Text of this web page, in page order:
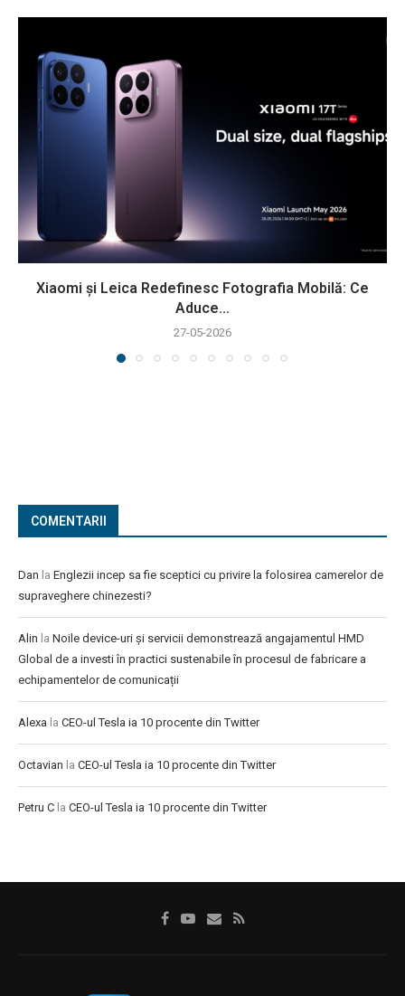
Xiaomi și Leica Redefinesc Fotografia Mobilă: Ce
Aduce...
27-05-2026
COMENTARII
Dan la Englezii incep sa fie sceptici cu privire la folosirea camerelor de
supraveghere chinezesti?
Alin la Noile device-uri și servicii demonstrează angajamentul HMD
Global de a investi în practici sustenabile în procesul de fabricare a
echipamentelor de comunicații
Alexa la CEO-ul Tesla ia 10 procente din Twitter
Octavian la CEO-ul Tesla ia 10 procente din Twitter
Petru C la CEO-ul Tesla ia 10 procente din Twitter